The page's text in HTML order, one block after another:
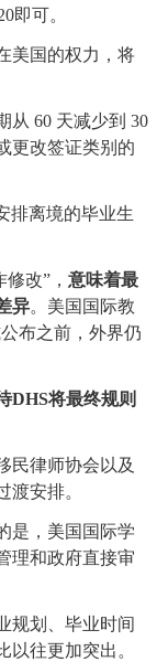
即可。
国的权力，将
60 天减少到 30
更改签证类别的
离境的毕业生
改”， 意味着最
异。美国国际教
布之前，外界仍
DHS将最终规则
律师协会以及
安排。
，美国国际学
理和政府直接审
规划、毕业时间
往更加突出。